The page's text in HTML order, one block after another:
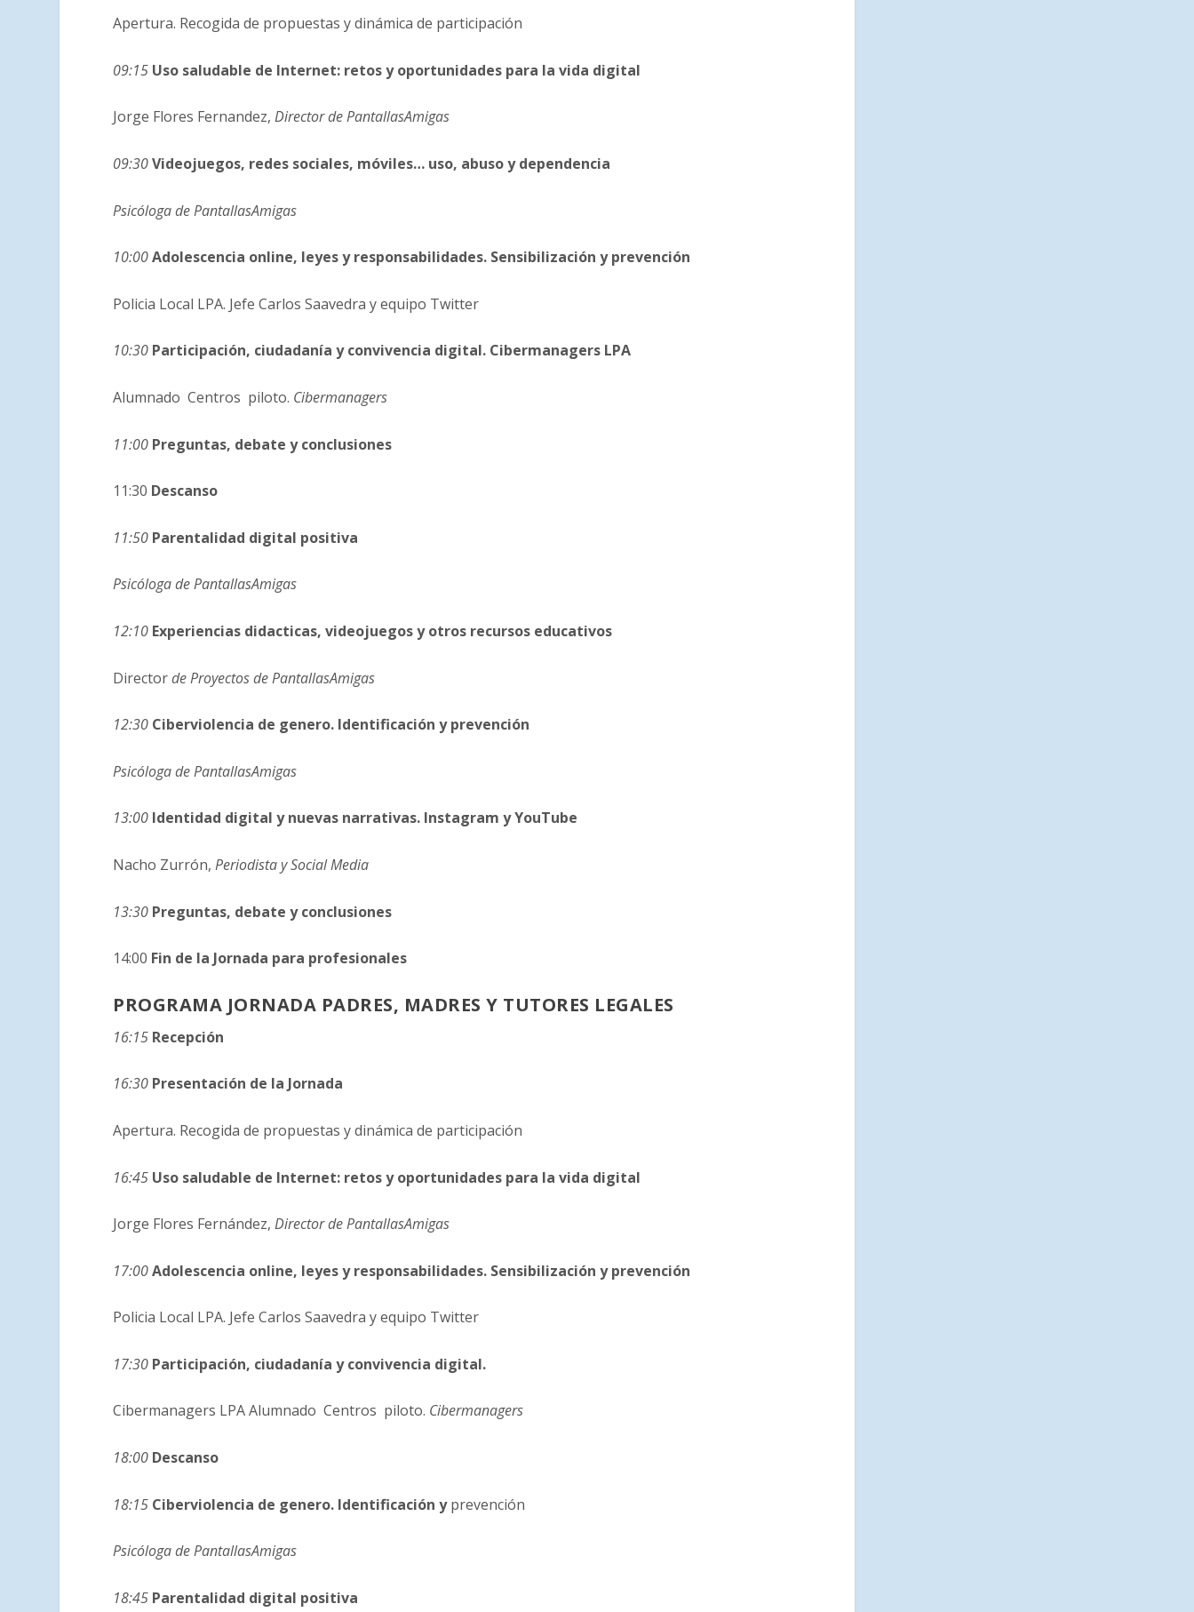
Apertura. Recogida de propuestas y dinámica de participación
09:15 Uso saludable de Internet: retos y oportunidades para la vida digital
Jorge Flores Fernandez,Director de PantallasAmigas
09:30Videojuegos, redes sociales, móviles… uso, abuso y dependencia
Psicóloga de PantallasAmigas
10:00Adolescencia online, leyes y responsabilidades. Sensibilización y prevención
Policia Local LPA. Jefe Carlos Saavedra y equipo Twitter
10:30 Participación, ciudadanía y convivencia digital. Cibermanagers LPA
Alumnado Centros piloto. Cibermanagers
11:00 Preguntas, debate y conclusiones
11:30 Descanso
11:50 Parentalidad digital positiva
Psicóloga de PantallasAmigas
12:10 Experiencias didacticas, videojuegos y otros recursos educativos
Directorde Proyectos de PantallasAmigas
12:30 Ciberviolencia de genero. ldentificación y prevención
Psicóloga de PantallasAmigas
13:00 ldentidad digital y nuevas narrativas. lnstagram y YouTube
Nacho Zurrón,Periodista y Social Media
13:30 Preguntas, debate y conclusiones
14:00 Fin de la Jornada para profesionales
PROGRAMA JORNADA PADRES, MADRES Y TUTORES LEGALES
16:15 Recepción
16:30 Presentación de la Jornada
Apertura. Recogida de propuestas y dinámica de participación
16:45 Uso saludable de Internet: retos y oportunidades para la vida digital
Jorge Flores Fernández,Director de PantallasAmigas
17:00Adolescencia online, leyes y responsabilidades. Sensibilización y prevención
Policia Local LPA. Jefe Carlos Saavedra y equipo Twitter
17:30 Participación, ciudadanía y convivencia digital.
Cibermanagers LPA Alumnado Centros piloto. Cibermanagers
18:00 Descanso
18:15 Ciberviolencia de genero. ldentificación yprevención
Psicóloga de PantallasAmigas
18:45 Parentalidad digital positiva